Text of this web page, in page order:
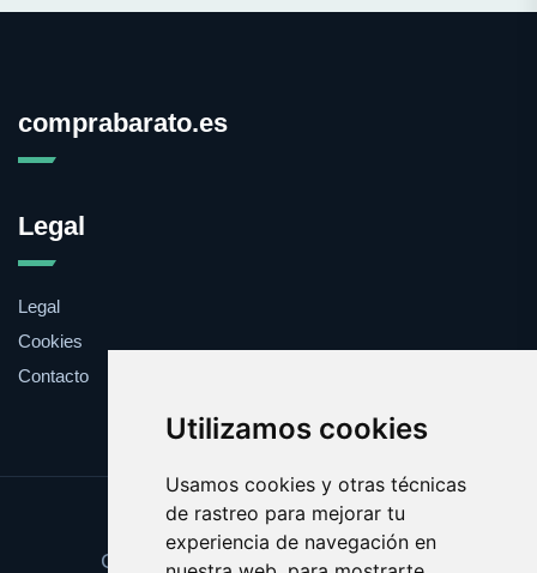
Utilizamos cookies
Usamos cookies y otras técnicas
de rastreo para mejorar tu
experiencia de navegación en
comprabarato.es
Legal
Legal
Cookies
Contacto
Update cookies preferences
Copyright © 2025 comprabarato.es